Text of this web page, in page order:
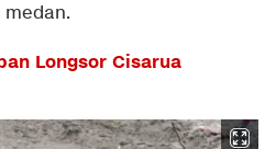
Longsor Cisarua